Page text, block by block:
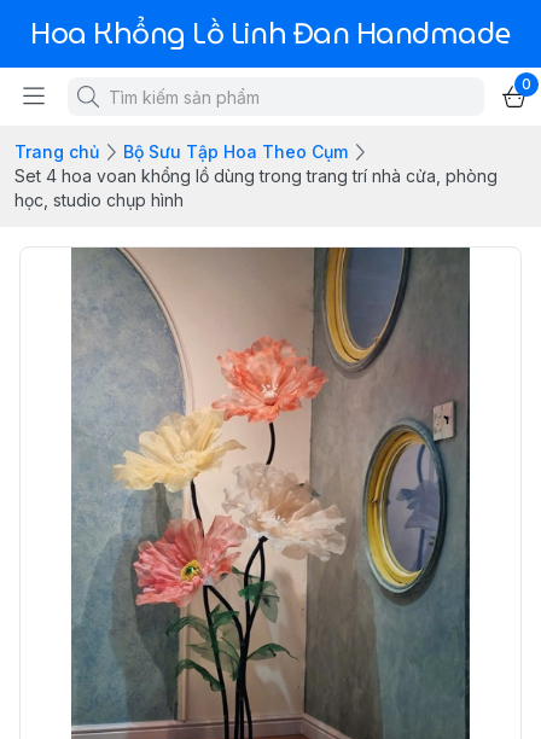
Hoa Khổng Lồ Linh Đan Handmade
0
Trang chủ
Bộ Sưu Tập Hoa Theo Cụm
Set 4 hoa voan khổng lồ dùng trong trang trí nhà cửa, phòng
học, studio chụp hình